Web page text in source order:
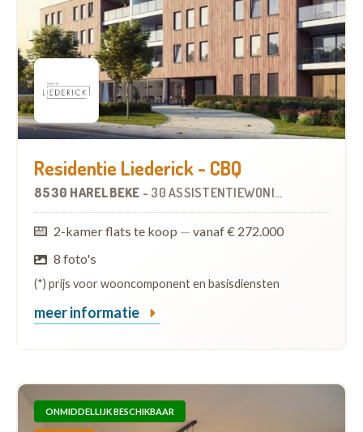
Residentie Liederick - CBQ
8530 HARELBEKE - 30 ASSISTENTIEWONINGEN
2-kamer flats te koop — vanaf € 272.000
8 foto's
(*) prijs voor wooncomponent en basisdiensten
meer informatie
ONMIDDELLIJK BESCHIKBAAR